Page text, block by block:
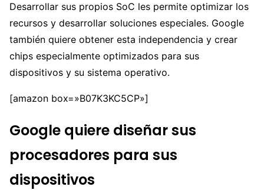
Desarrollar sus propios SoC les permite optimizar los
recursos y desarrollar soluciones especiales. Google
también quiere obtener esta independencia y crear
chips especialmente optimizados para sus
dispositivos y su sistema operativo.
[amazon box=»B07K3KC5CP»]
Google quiere diseñar sus
procesadores para sus
dispositivos